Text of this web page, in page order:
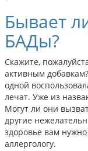
Бывает
БАДы?
Скажите,
активным
одной
лечат. Уже из
Могут ли они
другие
здоровье вам
аллергологу.